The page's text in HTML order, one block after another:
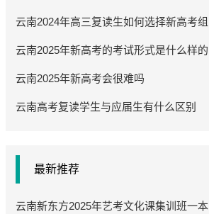
么优势
云南2024年高三复读生如何选择新高考组
合
云南2025年新高考的考试形式是什么样的
云南2025年新高考会很难吗
云南高考复读学生与应届生有什么区别
最新推荐
云南新东方2025年艺考文化课集训班一本